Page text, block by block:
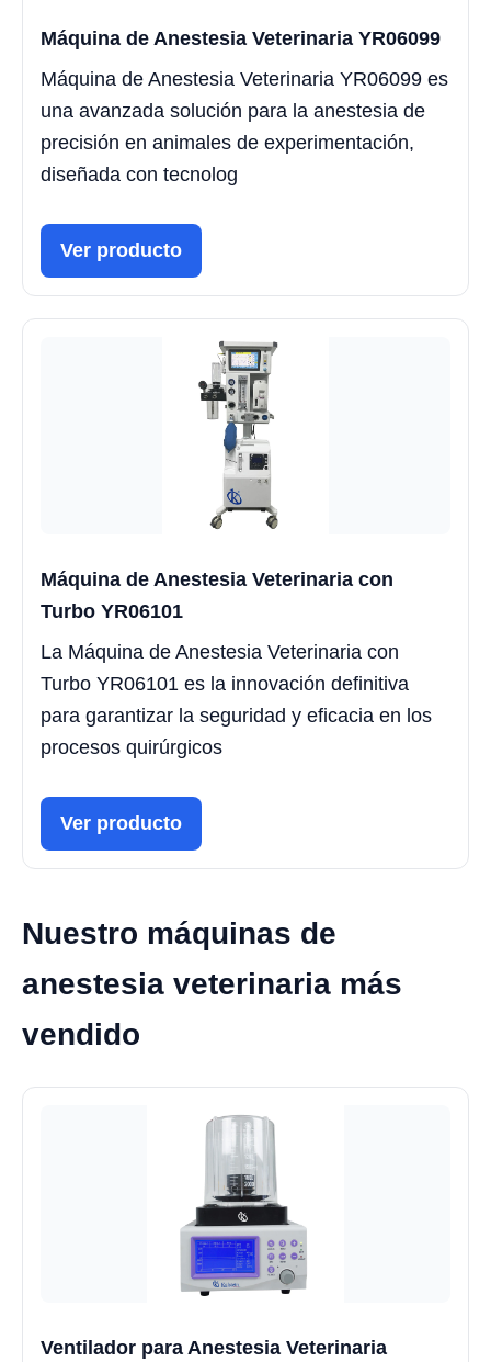
Máquina de Anestesia Veterinaria YR06099
Máquina de Anestesia Veterinaria YR06099 es
una avanzada solución para la anestesia de
precisión en animales de experimentación,
diseñada con tecnolog
Ver producto
Máquina de Anestesia Veterinaria con
Turbo YR06101
La Máquina de Anestesia Veterinaria con
Turbo YR06101 es la innovación definitiva
para garantizar la seguridad y eficacia en los
procesos quirúrgicos
Ver producto
Nuestro máquinas de
anestesia veterinaria más
vendido
Ventilador para Anestesia Veterinaria